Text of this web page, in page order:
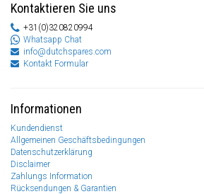
Kontaktieren Sie uns
+31(0)320820994
Whatsapp Chat
info@dutchspares.com
Kontakt Formular
Informationen
Kundendienst
Allgemeinen Geschäftsbedingungen
Datenschutzerklärung
Disclaimer
Zahlungs Information
Rücksendungen & Garantien